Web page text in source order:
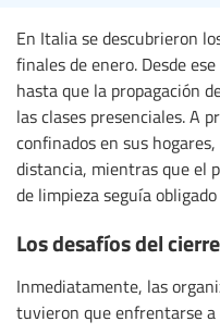
En Italia se descubrieron
finales de enero. Desde
hasta que la propagación
las clases presenciales. A
confinados en sus
distancia, mientras que el
de limpieza seguía
Los desafíos del
Inmediatamente, las
tuvieron que enfrentarse a